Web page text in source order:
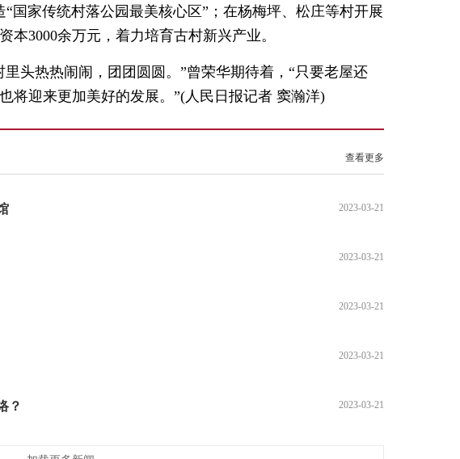
国家传统村落公园最美核心区”；在杨梅坪、松庄等村开展
3000余万元，着力培育古村新兴产业。
头热热闹闹，团团圆圆。”曾荣华期待着，“只要老屋还
将迎来更加美好的发展。”(人民日报记者 窦瀚洋)
查看更多
2023-03-21
2023-03-21
2023-03-21
2023-03-21
？ 2023-03-21